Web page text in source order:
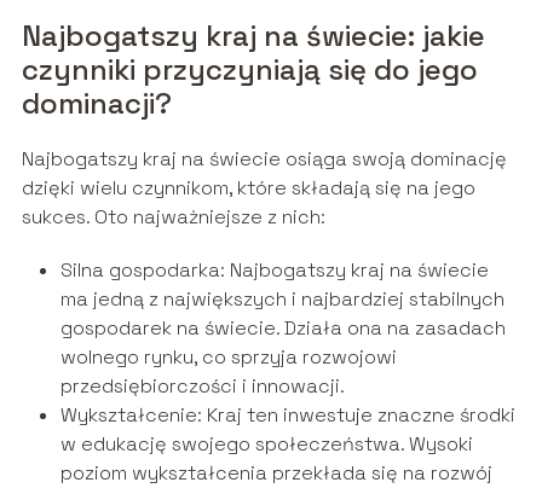
Najbogatszy kraj na świecie: jakie
czynniki przyczyniają się do jego
dominacji?
Najbogatszy kraj na świecie osiąga swoją dominację
dzięki wielu czynnikom, które składają się na jego
sukces. Oto najważniejsze z nich:
Silna gospodarka: Najbogatszy kraj na świecie
ma jedną z największych i najbardziej stabilnych
gospodarek na świecie. Działa ona na zasadach
wolnego rynku, co sprzyja rozwojowi
przedsiębiorczości i innowacji.
Wykształcenie: Kraj ten inwestuje znaczne środki
w edukację swojego społeczeństwa. Wysoki
poziom wykształcenia przekłada się na rozwój